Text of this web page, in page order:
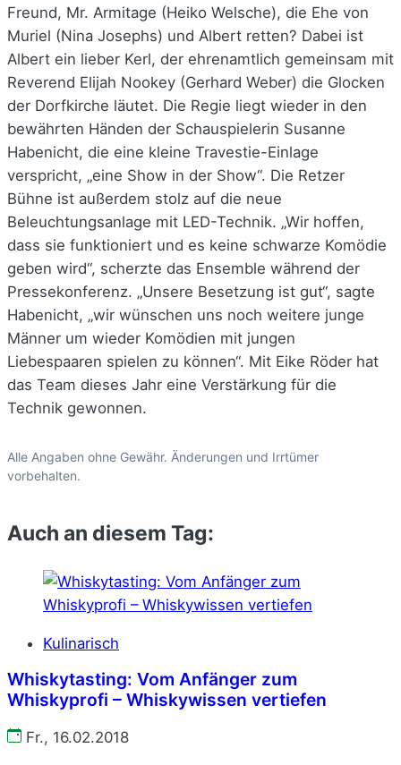
Freund, Mr. Armitage (Heiko Welsche), die Ehe von
Muriel (Nina Josephs) und Albert retten? Dabei ist
Albert ein lieber Kerl, der ehrenamtlich gemeinsam mit
Reverend Elijah Nookey (Gerhard Weber) die Glocken
der Dorfkirche läutet. Die Regie liegt wieder in den
bewährten Händen der Schauspielerin Susanne
Habenicht, die eine kleine Travestie-Einlage
verspricht, „eine Show in der Show“. Die Retzer
Bühne ist außerdem stolz auf die neue
Beleuchtungsanlage mit LED-Technik. „Wir hoffen,
dass sie funktioniert und es keine schwarze Komödie
geben wird“, scherzte das Ensemble während der
Pressekonferenz. „Unsere Besetzung ist gut“, sagte
Habenicht, „wir wünschen uns noch weitere junge
Männer um wieder Komödien mit jungen
Liebespaaren spielen zu können“. Mit Eike Röder hat
das Team dieses Jahr eine Verstärkung für die
Technik gewonnen.
Alle Angaben ohne Gewähr. Änderungen und Irrtümer
vorbehalten.
Auch an diesem Tag:
Kulinarisch
Whiskytasting: Vom Anfänger zum
Whiskyprofi – Whiskywissen vertiefen
Fr., 16.02.2018